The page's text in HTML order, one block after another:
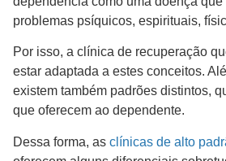
problemas psíquicos, espirituais,
Por isso, a clínica de recuperação
estar adaptada a estes conceitos.
existem também padrões distintos,
que oferecem ao dependente.
Dessa forma, as clínicas de alto